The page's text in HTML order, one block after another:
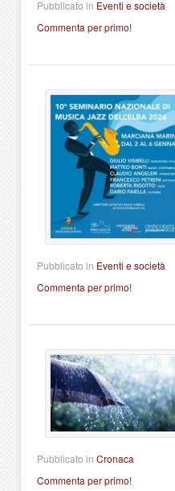
Pubblicato in Eventi e società
Commenta per primo!
Pubblicato in Eventi e società
Commenta per primo!
Pubblicato in Cronaca
Commenta per primo!